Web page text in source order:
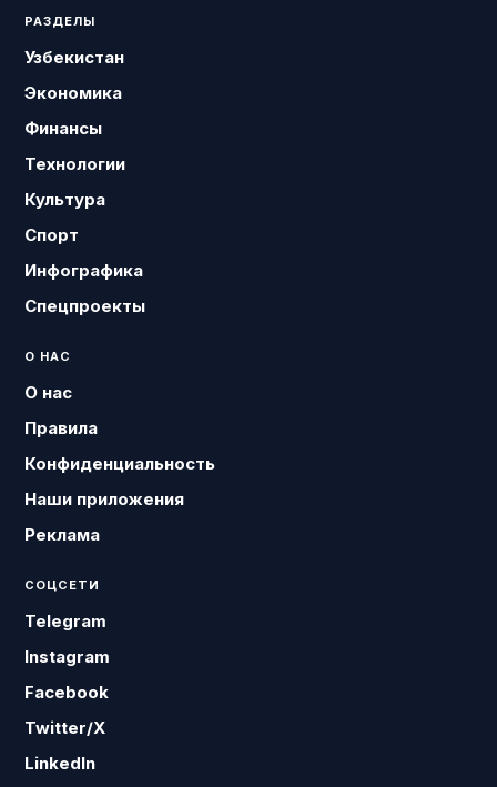
РАЗДЕЛЫ
Узбекистан
Экономика
Финансы
Технологии
Культура
Спорт
Инфографика
Спецпроекты
О НАС
О нас
Правила
Конфиденциальность
Наши приложения
Реклама
СОЦСЕТИ
Telegram
Instagram
Facebook
Twitter/X
LinkedIn